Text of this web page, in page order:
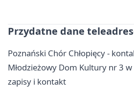
Przydatne dane
Poznański Chór Chłopięcy -
Młodzieżowy Dom Kultury nr 3 w
zapisy i kontakt